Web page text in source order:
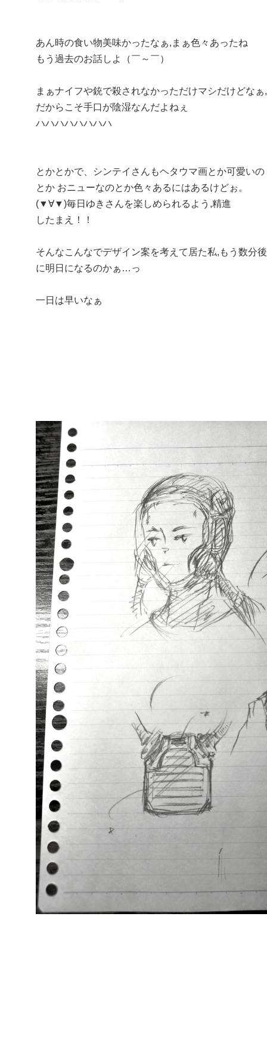
あん時の食い物美味かったなぁ,まぁ色々あったね
もう過去のお話しよ（￣～￣）
まぁナイフや銃で殺されなかっただけマシだけどなぁ,
だからこそ手口が陰湿なんだよねぇ
ハハハハハハハハ
とかとかで、シンテイさんもヘタウマ画とか可愛いの
とか おニューなのとか色々あるにはあるけどぉ。
(▼∀▼)毎日ゆきさんを楽しめられるよう,精進
したまえ！！
そんなこんなでデザイン案を考えて居た私,もう数分後
に明日になるのかぁ…っ
一日は早いなぁ